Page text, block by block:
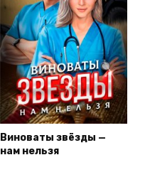
Виноваты звёзды —
нам нельзя